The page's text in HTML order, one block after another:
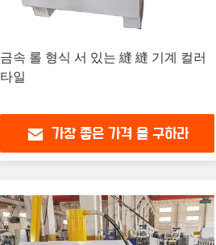
금속 롤 형식 서 있는 縫 縫 기계 컬러
타일
가장 좋은 가격 을 구하라